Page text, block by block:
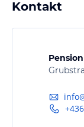
Kontakt